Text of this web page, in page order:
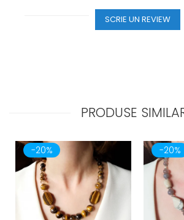
SCRIE UN REVIEW
PRODUSE
-20% -20%